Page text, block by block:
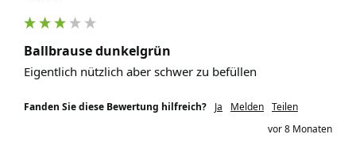
Ballbrause dunkelgrün
Eigentlich nützlich aber schwer zu befüllen
Fanden Sie diese Bewertung hilfreich? Ja Melden Teilen
vor 8 Monaten